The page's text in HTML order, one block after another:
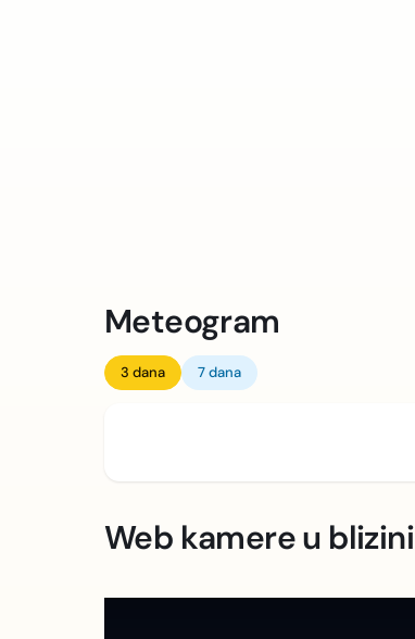
Meteogram
3 dana 7 dana
Web kamere u blizini